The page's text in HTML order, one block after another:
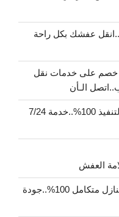
عفشك بكل راحة
غرب الرياض100ريال خصم على خدمات نقل
الـأن
مقاول فتحات كور بالرياض دقه فى التنفيذ 100%..خدمة 7/24
شركة ترميم منازل بالرياض..ترميم منازل متكامل 100%..جودة